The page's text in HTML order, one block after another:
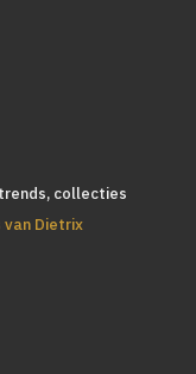
collecties
van Dietrix